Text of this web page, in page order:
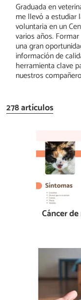
Graduada en
me llevó a estudiar
voluntaria en un
varios años.
una gran
información de
herramienta clave
nuestros
278 artículos
Cáncer